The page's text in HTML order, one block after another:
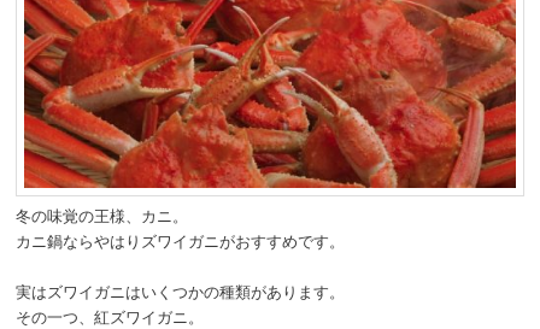
へ
移
動
冬の味覚の王様、カニ。
カニ鍋ならやはりズワイガニがおすすめです。
実はズワイガニはいくつかの種類があります。
その一つ、紅ズワイガニ。